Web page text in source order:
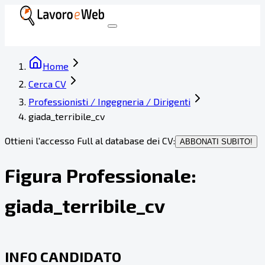
Home
Cerca CV
Professionisti / Ingegneria / Dirigenti
giada_terribile_cv
Ottieni l'accesso Full al database dei CV: ABBONATI SUBITO!
Figura Professionale:
giada_terribile_cv
INFO CANDIDATO